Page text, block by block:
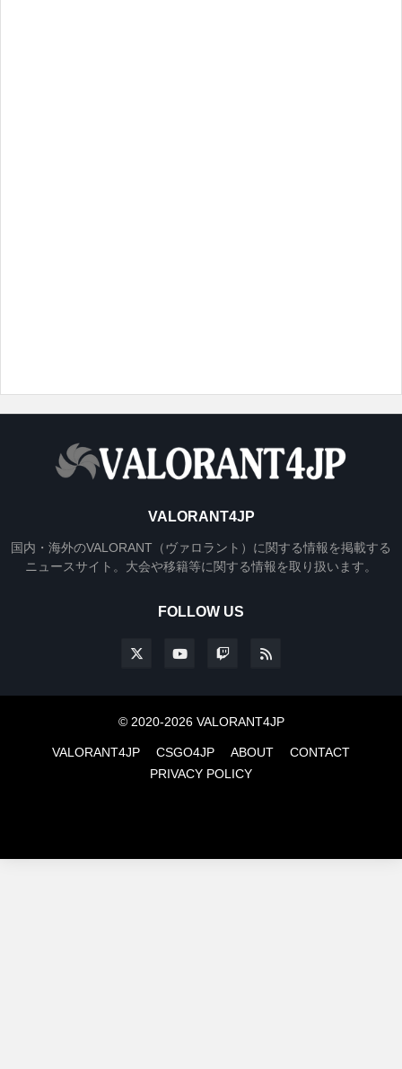
VALORANT4JP
国内・海外のVALORANT（ヴァロラント）に関する情報を掲載する
ニュースサイト。大会や移籍等に関する情報を取り扱います。
FOLLOW US
© 2020-2026 VALORANT4JP
VALORANT4JP CSGO4JP ABOUT
CONTACT
PRIVACY POLICY